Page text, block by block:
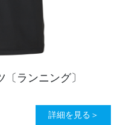
ランニング〕
詳細を見る＞